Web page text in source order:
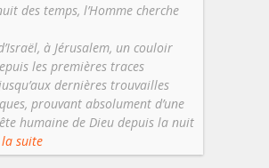
des temps, l’Homme cherche
à Jérusalem, un couloir
les premières traces
dernières trouvailles
prouvant absolument d’une
humaine de Dieu depuis la nuit
suite